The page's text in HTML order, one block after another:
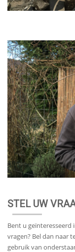
STEL UW
Bent u geïnteresseerd
vragen? Bel dan naar
gebruik van